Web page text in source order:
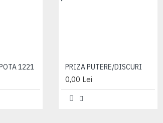
1221 ACCESORIU CAPOTA 1221
0,00 Lei
PRIZA PUTERE/DISCURI
0,00 Lei